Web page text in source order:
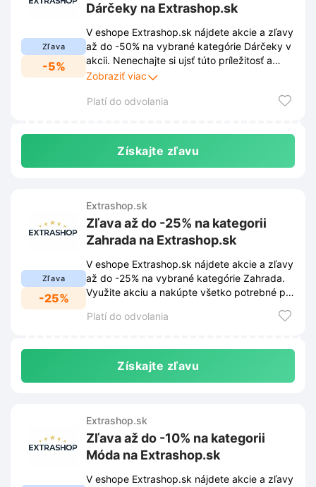
Zľava
-5%
Dárčeky na Extrashop.sk
V eshope Extrashop.sk nájdete akcie a zľavy
až do -50% na vybrané kategórie Dárčeky v
akcii. Nenechajte si ujsť túto príležitosť a
nakúpte darčeky výhodnejšie.
Zobraziť viac
Platí do odvolania
Získajte zľavu
Zľava
-25%
Extrashop.sk
Zľava až do -25% na kategorii
Zahrada na Extrashop.sk
V eshope Extrashop.sk nájdete akcie a zľavy
až do -25% na vybrané kategórie Zahrada.
Využite akciu a nakúpte všetko potrebné pre
Platí do odvolania
Získajte zľavu
Extrashop.sk
Zľava až do -10% na kategorii
Móda na Extrashop.sk
V eshope Extrashop.sk nájdete akcie a zľavy